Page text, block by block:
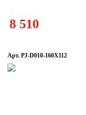
8 510
Арт. PJ-D010-160X112